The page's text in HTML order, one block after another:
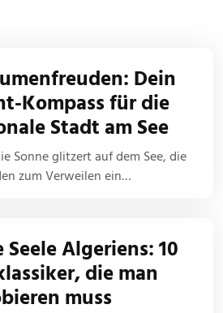
Dein
Kompass für die
Stadt am See
Sonne glitzert auf dem See, die
zum Verweilen ein…
Algeriens: 10
die man
muss